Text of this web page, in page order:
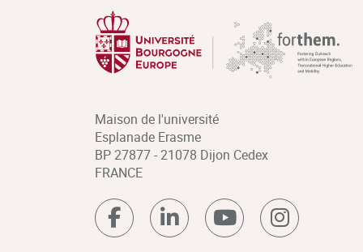
Maison de l'université
Esplanade Erasme
BP 27877 - 21078 Dijon Cedex
FRANCE